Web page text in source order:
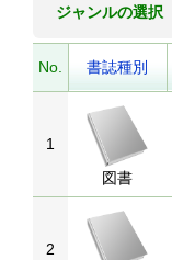
ジャンルの選択
No. 書誌種別
1
図書
2